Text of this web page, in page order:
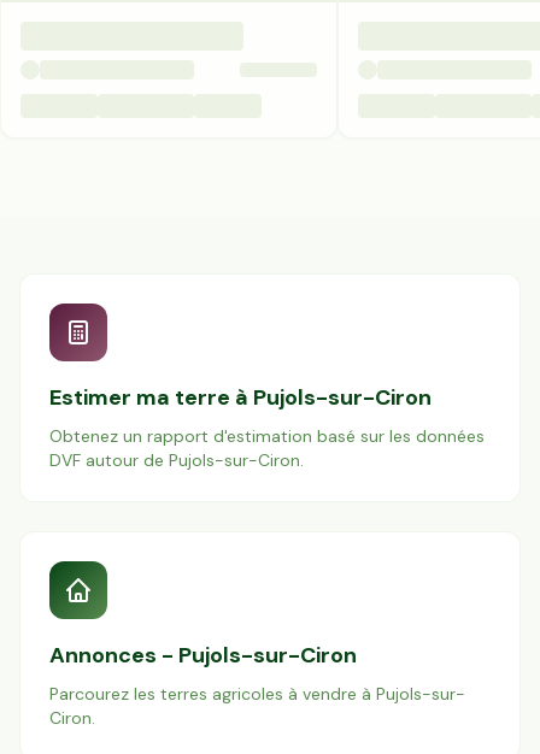
Estimer ma terre à Pujols-sur-Ciron
Obtenez un rapport d'estimation basé sur les données
DVF autour de Pujols-sur-Ciron.
Annonces - Pujols-sur-Ciron
Parcourez les terres agricoles à vendre à Pujols-sur-
Ciron.